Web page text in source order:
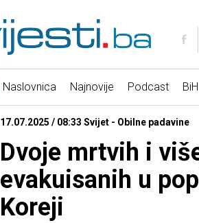
Naslovnica Najnovije Podcast BiH
17.07.2025 / 08:33 Svijet - Obilne padavine
Dvoje mrtvih i
evakuisanih u
Koreji